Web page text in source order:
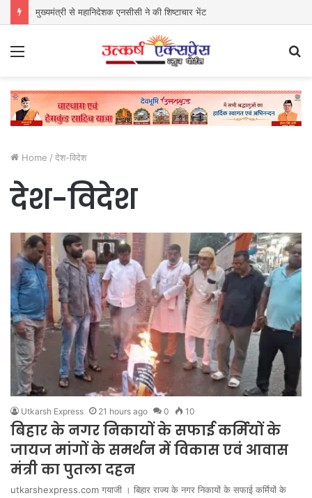
ग़ज़ल – रीता गुलाटी
Home / देश-विदेश
देश-विदेश
Utkarsh Express 21 hours ago 0 10
बिहार के नगर निकायों के सफाई कर्मियों के
जायज मांगों के समर्थन में विकास एवं आवास
मंत्री का पुतला दहन
utkarshexpress.com गयाजी । बिहार राज्य के नगर निकायों के सफाई कर्मियों के